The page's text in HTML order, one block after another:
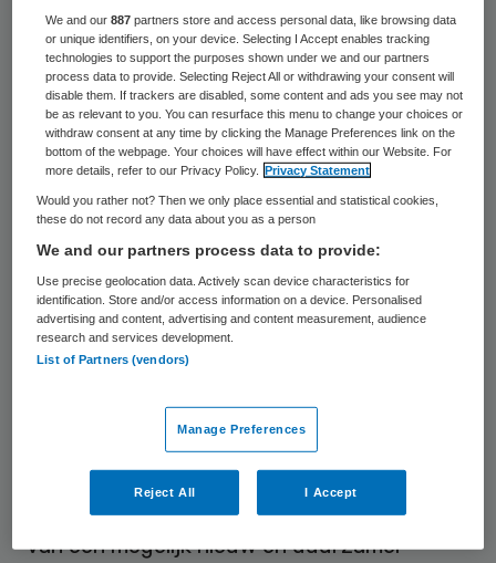
Een woordvoerder van het Spijkenisse
Medisch Centrum (SMC) bevestigt aan de
krant dat verschillende toekomstscenario’s
voor het gebouw uit 1990 zijn onderzocht.
Daarbij is gekeken naar renovatie en
nieuwbouw. Onlangs besloot het ziekenhuis
de optie voor nieuwbouw nauwkeuriger te
bekijken.
Het ziekenhuis wil nog geen ontwerpen
nog in een voorbereidende fase bevinden en
er nog geen definitieve besluiten zijn
genomen. Wel werden volgens het AD vorige
maand tijdens een bijeenkomst schetsen
van een mogelijk nieuw en duurzamer
We and our887 partners store and access personal data, like browsing data
or unique identifiers, on your device. Selecting I Accept enables tracking
technologies to support the purposes shown under we and our partners
process data to provide. Selecting Reject All or withdrawing your consent will
disable them. If trackers are disabled, some content and ads you see may not
be as relevant to you. You can resurface this menu to change your choices or
withdraw consent at any time by clicking the Manage Preferences link on the
bottom of the webpage. Your choices will have effect within our Website. For
more details, refer to our Privacy Policy.
Privacy Statement
Would you rather not? Then we only place essential and statistical cookies,
these do not record any data about you as a person
We and our partners process data to provide:
Use precise geolocation data. Actively scan device characteristics for
identification. Store and/or access information on a device. Personalised
advertising and content, advertising and content measurement, audience
research and services development.
List of Partners (vendors)
Manage Preferences
Reject All I Accept